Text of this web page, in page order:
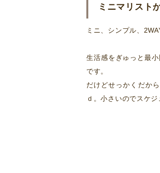
ミニマリスト
ミニ、シンプル、
生活感をぎゅっと最
です。
だけどせっかくだか
ｄ。小さいのでスケ